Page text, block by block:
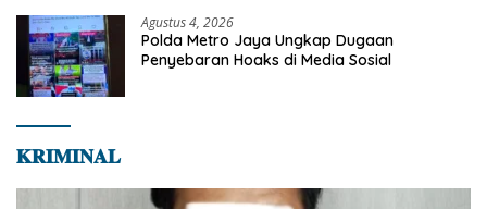
Agustus 4, 2026
Polda Metro Jaya Ungkap Dugaan
Penyebaran Hoaks di Media Sosial
𝐊𝐑𝐈𝐌𝐈𝐍𝐀𝐋